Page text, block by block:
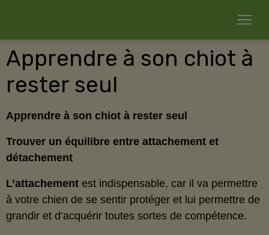
Apprendre à son chiot à
rester seul
Apprendre à son chiot à rester seul
Trouver un équilibre entre attachement et
détachement
L’attachement est indispensable, car il va permettre
à votre chien de se sentir protéger et lui permettre de
grandir et d’acquérir toutes sortes de compétence.